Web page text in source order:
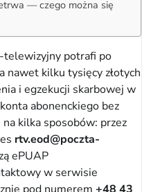
— czego można się
telewizyjny potrafi po
nawet kilku tysięcy złotych
i egzekucji skarbowej w
abonenckiego bez
kilka sposobów: przez
rtv.eod@poczta-
ePUAP
w serwisie